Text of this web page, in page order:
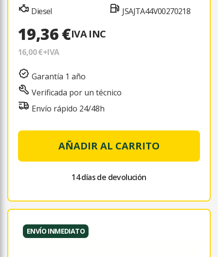
Diesel JSAJTA44V00270218
19,36 €IVA INC
16,00 €+IVA
Garantía 1 año
Verificada por un técnico
Envío rápido 24/48h
AÑADIR AL CARRITO
14 días de devolución
ENVÍO INMEDIATO